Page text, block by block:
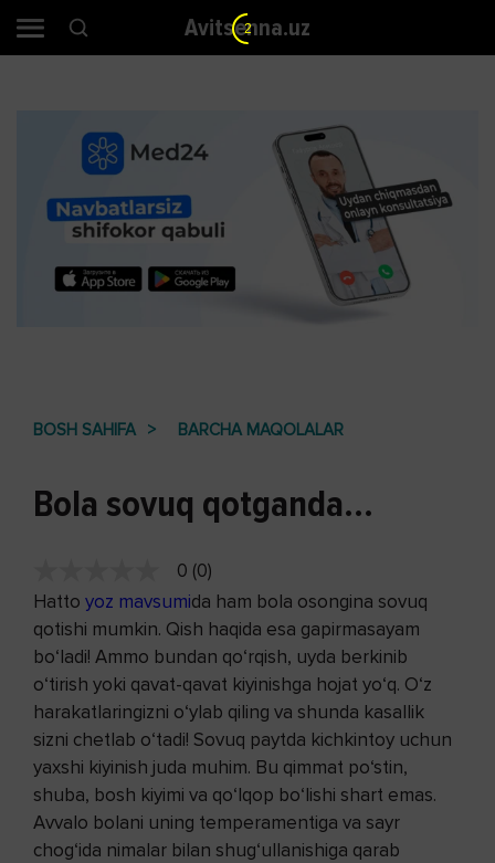
Avitsenna.uz
BOSH SAHIFA BARCHA MAQOLALAR
Bola sovuq qotganda...
0 (0)
Hatto yoz mavsumida ham bola osongina sovuq
qotishi mumkin. Qish haqida esa gapirmasayam
bo‘ladi! Ammo bundan qo‘rqish, uyda berkinib
o‘tirish yoki qavat-qavat kiyinishga hojat yo‘q. O‘z
harakatlaringizni o‘ylab qiling va shunda kasallik
sizni chetlab o‘tadi! Sovuq paytda kichkintoy uchun
yaxshi kiyinish juda muhim. Bu qimmat po‘stin,
shuba, bosh kiyimi va qo‘lqop bo‘lishi shart emas.
Avvalo bolani uning temperamentiga va sayr
chog‘ida nimalar bilan shug‘ullanishiga qarab
1